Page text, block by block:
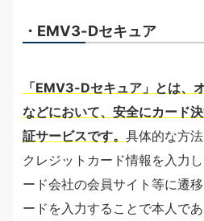
・EMV3-Dセキュア
「EMV3-Dセキュア」とは、
などにおいて、安全にカード
証サービスです。 具体的な方
クレジットカード情報を入力
ード会社の会員サイト等に遷
ードを入力することで本人で